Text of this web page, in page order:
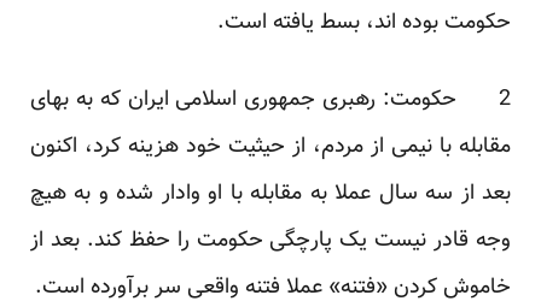
حکومت بوده اند، بسط یافته است.
2 حکومت:‌ رهبری جمهوری اسلامی ایران که به بهای
مقابله با نیمی از مردم، از حیثیت خود هزینه کرد، اکنون
بعد از سه سال عملا به مقابله با او وادار شده و به هیچ
وجه قادر نیست یک پارچگی حکومت را حفظ کند. بعد از
خاموش کردن «فتنه»‌ عملا فتنه واقعی سر برآورده است.